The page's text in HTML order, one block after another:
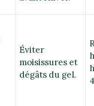
Éviter
moisissures et
dégâts du gel.